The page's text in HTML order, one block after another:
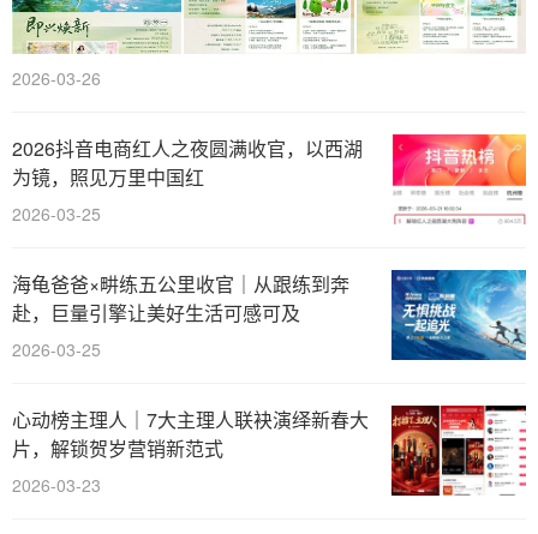
2026-03-26
2026抖音电商红人之夜圆满收官，以西湖
为镜，照见万里中国红
2026-03-25
海龟爸爸×畊练五公里收官｜从跟练到奔
赴，巨量引擎让美好生活可感可及
2026-03-25
心动榜主理人｜7大主理人联袂演绎新春大
片，解锁贺岁营销新范式
2026-03-23